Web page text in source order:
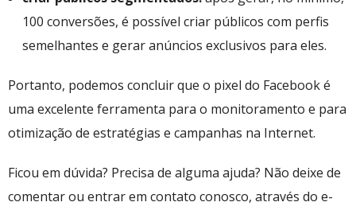
100 conversões, é possível criar públicos com perfis
semelhantes e gerar anúncios exclusivos para eles.
Portanto, podemos concluir que o pixel do Facebook é
uma excelente ferramenta para o monitoramento e para
otimização de estratégias e campanhas na Internet.
Ficou em dúvida? Precisa de alguma ajuda? Não deixe de
comentar ou entrar em contato conosco, através do e-